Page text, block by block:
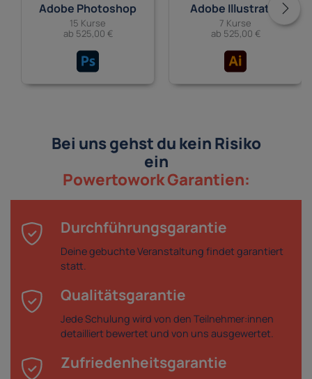
Adobe Photoshop
15 Kurse
ab 525,00 €
Adobe Illustrator
7 Kurse
ab 525,00 €
Bei uns gehst du kein Risiko
ein
Powertowork Garantien:
Durchführungsgarantie
Deine gebuchte Veranstaltung findet garantiert
statt.
Qualitätsgarantie
Jede Schulung wird von den Teilnehmer:innen
detailliert bewertet und von uns ausgewertet.
Zufriedenheitsgarantie